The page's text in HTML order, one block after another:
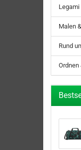
Legami
Malen
Rund
Ordnen